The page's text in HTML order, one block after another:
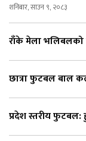
शनिबार, साउन ९, २०८३
राँके मेला भलिबलको
छात्रा फुटबल बाल
प्रदेश स्तरीय फुटबल: